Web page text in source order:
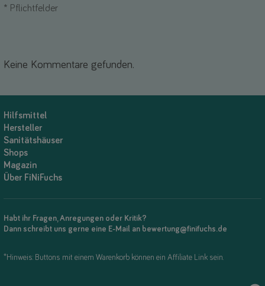
* Pflichtfelder
Keine Kommentare gefunden.
Hilfsmittel
Hersteller
Sanitätshäuser
Shops
Magazin
Über FiNiFuchs
Habt ihr Fragen, Anregungen oder Kritik?
Dann schreibt uns gerne eine E-Mail an bewertung@finifuchs.de
*Hinweis: Buttons mit einem Warenkorb können ein Affiliate Link sein.